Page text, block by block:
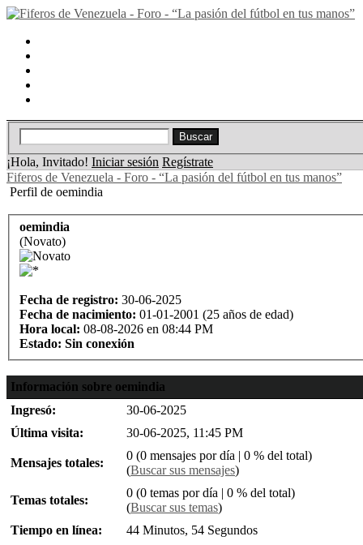
¡Hola, Invitado! Iniciar sesión Regístrate
Fiferos de Venezuela - Foro - “La pasión del fútbol en tus manos”
Perfil de oemindia
oemindia
(Novato)
Fecha de registro: 30-06-2025
Fecha de nacimiento: 01-01-2001 (25 años de edad)
Hora local: 08-08-2026 en 08:44 PM
Estado: Sin conexión
Información sobre oemindia
Ingresó:
30-06-2025
Última visita:
30-06-2025, 11:45 PM
Mensajes totales:
0 (0 mensajes por día | 0 % del total)
(Buscar sus mensajes)
Temas totales:
0 (0 temas por día | 0 % del total)
(Buscar sus temas)
Tiempo en línea:
44 Minutos, 54 Segundos